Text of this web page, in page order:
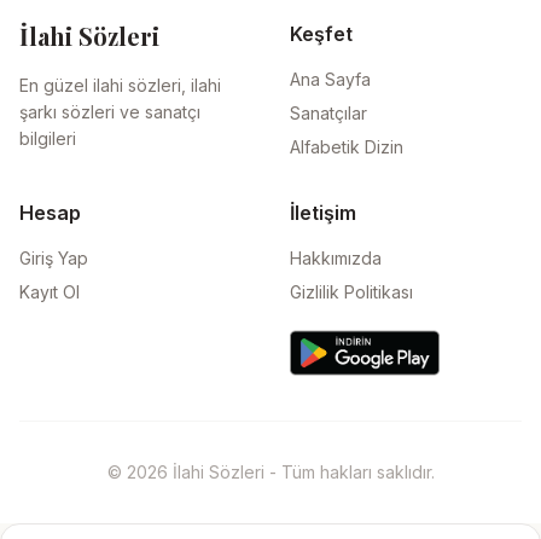
İlahi Sözleri
En güzel ilahi sözleri, ilahi
şarkı sözleri ve sanatçı
bilgileri
Keşfet
Ana Sayfa
Sanatçılar
Alfabetik Dizin
Hesap
Giriş Yap
Kayıt Ol
İletişim
Hakkımızda
Gizlilik Politikası
© 2026 İlahi Sözleri - Tüm hakları saklıdır.